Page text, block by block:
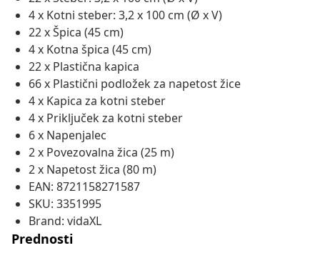
4 x Kotni steber: 3,2 x 100 cm (Ø x V)
22 x Špica (45 cm)
4 x Kotna špica (45 cm)
22 x Plastična kapica
66 x Plastični podložek za napetost žice
4 x Kapica za kotni steber
4 x Priključek za kotni steber
6 x Napenjalec
2 x Povezovalna žica (25 m)
2 x Napetost žica (80 m)
EAN: 8721158271587
SKU: 3351995
Brand: vidaXL
Prednosti